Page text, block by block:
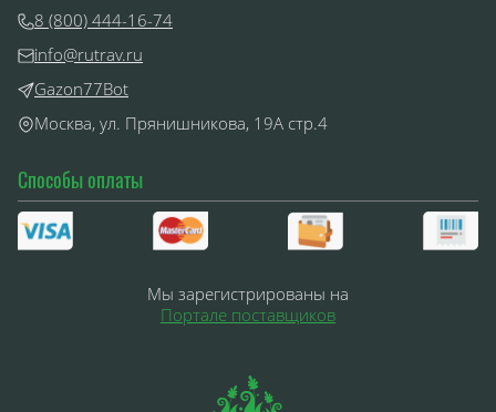
Способы оплаты
Мы зарегистрированы на
Портале поставщиков
8 (800) 444-16-74
info@rutrav.ru
Gazon77Bot
Москва, ул. Прянишникова, 19А стр.4